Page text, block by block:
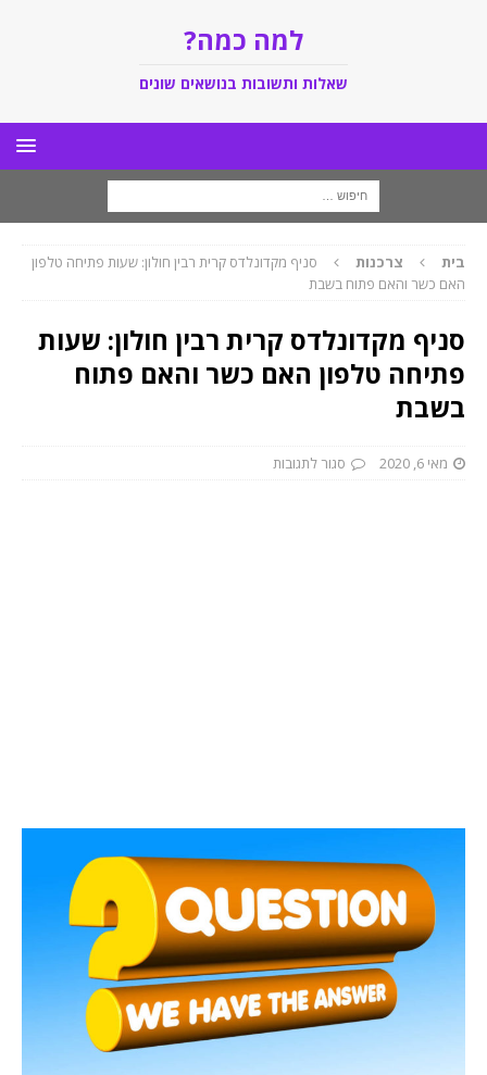
למה כמה?
שאלות ותשובות בנושאים שונים
בית צרכנות
סניף מקדונלדס קרית רבין חולון: שעות פתיחה טלפון
האם כשר והאם פתוח בשבת
סניף מקדונלדס קרית רבין חולון: שעות
פתיחה טלפון האם כשר והאם פתוח
בשבת
מאי 6, 2020 סגור לתגובות